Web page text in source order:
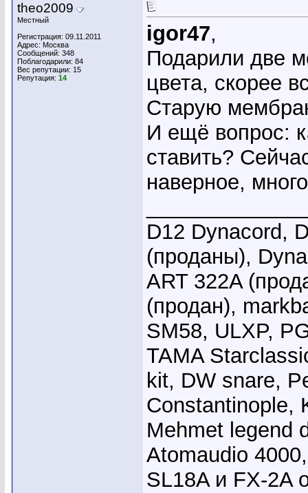
theo2009
Местный
Регистрация: 09.11.2011
Адрес: Москва
Сообщений: 348
Поблагодарили: 84
Вес репутации: 15
Репутация: 14
igor47,
Подарили две
цвета, скорее
Старую
И ещё вопрос:
ставить?
наверное,
D12 Dynacord,
(проданы),
ART 322A
(продан),
SM58, ULXP,
TAMA
kit, DW snare,
Constantinople,
Mehmet legend
Atomaudio
SL18A и FX-2A